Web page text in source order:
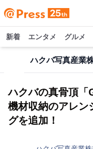
新着 エンタメ グルメ
ハクバ写真産業
ハクバの真骨頂「
機材収納のアレン
グを追加！